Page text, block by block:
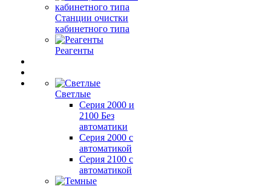
Станции очистки
кабинетного типа
Реагенты
Светлые
Серия 2000 и
2100 Без
автоматики
Серия 2000 с
автоматикой
Серия 2100 с
автоматикой